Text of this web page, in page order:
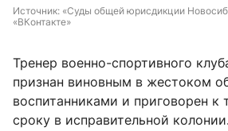
Источник: «Суды общей юрисдикции
«ВКонтакте»
Тренер военно-спортивного
признан виновным в жестоком
воспитанниками и приговорен к
сроку в исправительной колонии.